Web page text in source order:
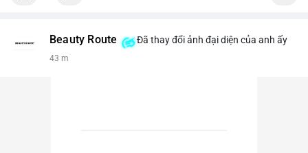
Beauty Route Đã thay đổi ảnh đại diện của anh ấy
43 m